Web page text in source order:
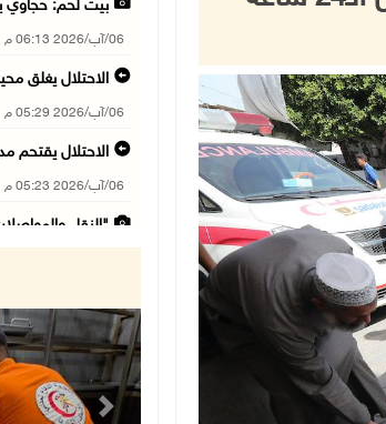
بيت لحم: حجاوي
06/آب/2026 06:13 م
الاحتلال يغلق
06/آب/2026 05:29 م
الاحتلال يقتحم
06/آب/2026 05:23 م
"النقل
06/آب/2026 04:33 م
16 إصابة منذ بدء عدوان الاحتلال على مخيم قلند ...
06/آب/2026 04:26 م
Next